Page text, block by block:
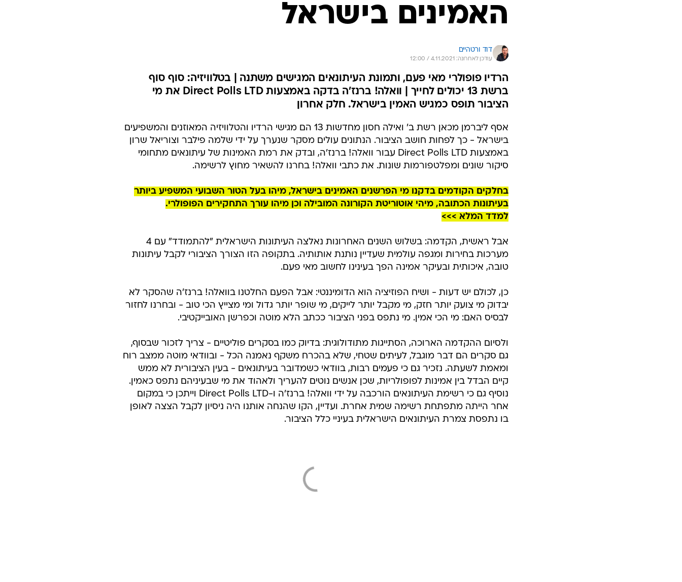
האמינים בישראל
דוד ורטהיים
עודכן לאחרונה: 4.11.2021 / 12:00
הרדיו פופולרי מאי פעם, ותמונת העיתונאים המגישים משתנה | בטלוויזיה: סוף סוף
ברשת 13 יכולים לחייך | וואלה! ברנז'ה בדקה באמצעות Direct Polls LTD את מי
הציבור תופס כמגיש האמין בישראל. חלק אחרון
אסף ליברמן מכאן רשת ב' ואילה חסון מחדשות 13 הם מגישי הרדיו והטלוויזיה המאוזנים והמשפיעים
בישראל - כך לפחות חושב הציבור. הנתונים עולים מסקר שנערך על ידי שלמה פילבר וצוריאל שרון
באמצעות Direct Polls LTD עבור וואלה! ברנז'ה, ובדק את רמת האמינות של עיתונאים מתחומי
סיקור שונים ומפלטפורמות שונות. את כתבי וואלה! בחרנו להשאיר מחוץ לרשימה.
בחלקים הקודמים בדקנו מי הפרשנים האמינים בישראל, מיהו בעל הטור השבועי המשפיע ביותר
בעיתונות הכתובה, מיהי אוטוריטת הקורונה המובילה וכן מיהו עורך התחקירים הפופולרי.
למדד המלא >>>
אבל ראשית, הקדמה: בשלוש השנים האחרונות נאלצה העיתונות הישראלית "להתמודד" עם 4
מערכות בחירות ומגפה עולמית שעדיין נותנת אותותיה. בתקופה הזו הצורך הציבורי לקבל עיתונות
טובה, איכותית ובעיקר אמינה הפך בעינינו לחשוב מאי פעם.
כן, לכולם יש דעות - ושיח הפוזיציה הוא הדומיננטי: אבל הפעם החלטנו בוואלה! ברנז'ה שהסקר לא
יבדוק מי צועק יותר חזק, מי מקבל יותר לייקים, מי שופר יותר גדול ומי מצייץ הכי טוב - ובחרנו לחזור
לבסיס האם: מי הכי אמין. מי נתפס בפני הציבור ככתב הלא מוטה וכפרשן האובייקטיבי.
ולסיום ההקדמה הארוכה, הסתייגות מתודולוגית: בדיוק כמו בסקרים פוליטיים - צריך לזכור שבסוף,
גם סקרים הם דבר מוגבל, לעיתים שטחי, שלא בהכרח משקף נאמנה הכל - ובוודאי מוטה ממצב רוח
ומאמת לשעתה. נזכיר גם כי פעמים רבות, בוודאי כשמדובר בעיתונאים - בעין הציבורית לא ממש
קיים הבדל בין אמינות לפופולריות, שכן אנשים נוטים להעריך ולאהוד את מי שבעיניהם נתפס כאמין.
נוסיף גם כי רשימת העיתונאים הורכבה על ידי וואלה! ברנז'ה ו-Direct Polls LTD וייתכן כי במקום
אחר הייתה מתפתחת רשימה שמית אחרת. ועדיין, הקו שהנחה אותנו היה ניסיון לקבל הצצה לאופן
בו נתפסת צמרת העיתונאים הישראלית בעיניי כלל הציבור.